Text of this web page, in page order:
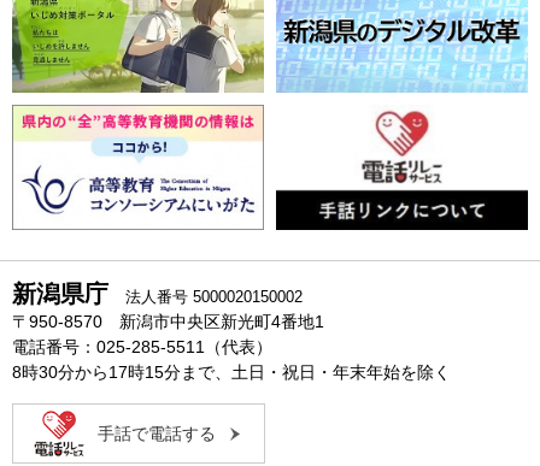
新潟県庁 法人番号 5000020150002
〒950-8570 新潟市中央区新光町4番地1
電話番号：025-285-5511（代表）
8時30分から17時15分まで、土日・祝日・年末年始を除く
手話で電話する